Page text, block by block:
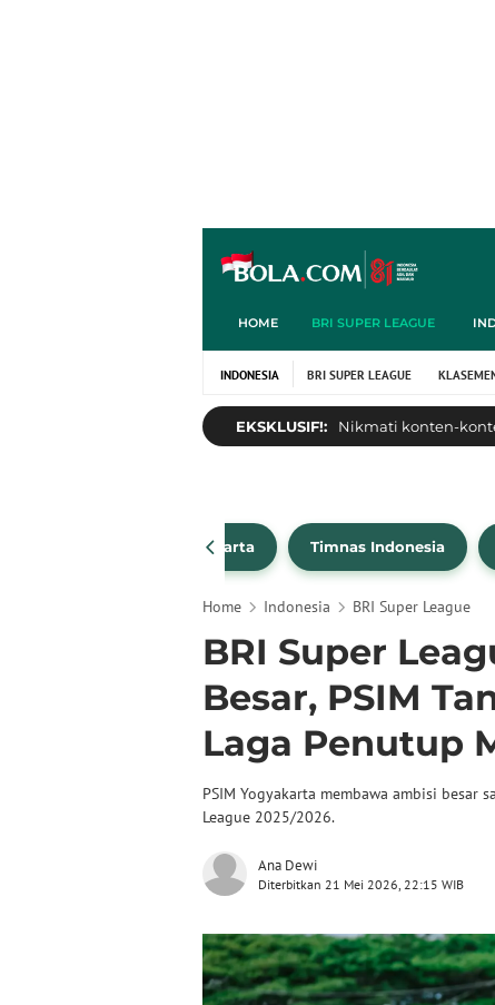
HOME BRI SUPER LEAGUE
INDONESIA BRI SUPER LEAGUE
EKSKLUSIF!: Nikmati konten-
Persija Jakarta Timnas Indonesia
Home Indonesia BRI Super League
BRI Super
Besar, PSIM
Laga Penutup
PSIM Yogyakarta membawa ambisi besar
League 2025/2026.
Ana Dewi
Diterbitkan 21 Mei 2026, 22:15 WIB